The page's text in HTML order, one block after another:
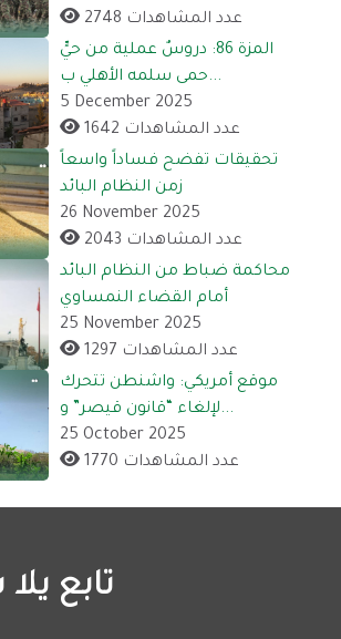
2748 عدد المشاهدات
المزة 86: دروسٌ عملية من حيٍّ
حمى سلمه الأهلي ب...
5 December 2025
1642 عدد المشاهدات
تحقيقات تفضح فساداً واسعاً
زمن النظام البائد
26 November 2025
2043 عدد المشاهدات
محاكمة ضباط من النظام البائد
أمام القضاء النمساوي
25 November 2025
1297 عدد المشاهدات
موقع أمريكي: واشنطن تتحرك
لإلغاء “قانون قيصر” و...
25 October 2025
1770 عدد المشاهدات
تابع